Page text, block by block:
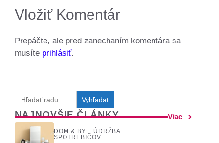
Vložiť Komentár
Prepáčte, ale pred zanechaním komentára sa
musíte prihlásiť.
Search
for:
NAJNOVŠIE ČLÁNKY Viac
DOM & BYT
ÚDRŽBA
SPOTREBIČOV